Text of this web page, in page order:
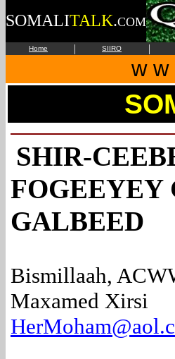
SOMALITALK.COM
Home | SIIRO |
w w
SHIR-
FOGEEYEY
GALBEED
Bismillaah,
Maxamed Xirsi